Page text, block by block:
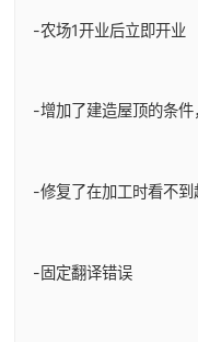
-农场1开业后立即开业
-增加了建造屋顶的条
-修复了在加工时看不
-固定翻译错误